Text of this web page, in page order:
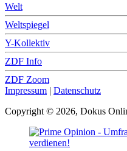
Welt
Weltspiegel
Y-Kollektiv
ZDF Info
ZDF Zoom
Impressum | Datenschutz
Copyright © 2026, Dokus